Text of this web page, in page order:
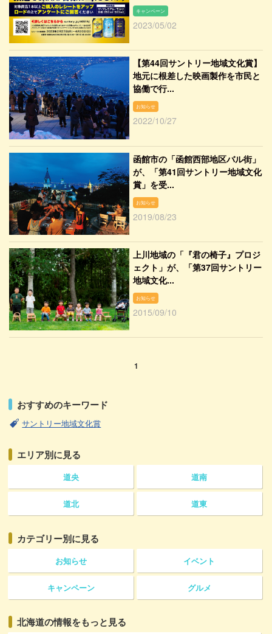
キャンペーン
2023/05/02
【第44回サントリー地域文化賞】
地元に根差した映画製作を市民と
協働で行...
お知らせ
2022/10/27
函館市の「函館西部地区バル街」
が、「第41回サントリー地域文化
賞」を受...
お知らせ
2019/08/23
上川地域の「『君の椅子』プロジ
ェクト」が、「第37回サントリー
地域文化...
お知らせ
2015/09/10
1
おすすめのキーワード
サントリー地域文化賞
エリア別に見る
道央 道南
道北 道東
カテゴリー別に見る
お知らせ イベント
キャンペーン グルメ
北海道の情報をもっと見る